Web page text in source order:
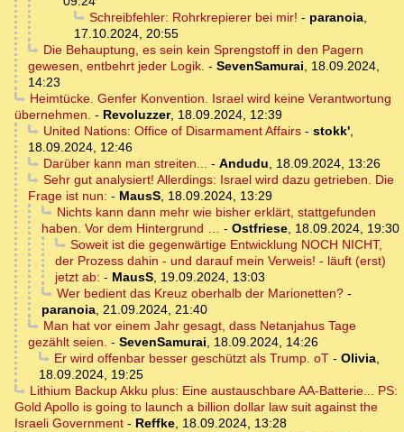
Schreibfehler: Rohrkrepierer bei mir! - paranoia,
17.10.2024, 20:55
Die Behauptung, es sein kein Sprengstoff in den Pagern
gewesen, entbehrt jeder Logik. - SevenSamurai, 18.09.2024,
14:23
Heimtücke. Genfer Konvention. Israel wird keine Verantwortung
übernehmen. - Revoluzzer, 18.09.2024, 12:39
United Nations: Office of Disarmament Affairs- stokk',
18.09.2024, 12:46
Darüber kann man streiten... - Andudu, 18.09.2024, 13:26
Sehr gut analysiert! Allerdings: Israel wird dazu getrieben. Die
Frage ist nun: - MausS, 18.09.2024, 13:29
Nichts kann dann mehr wie bisher erklärt, stattgefunden
haben. Vor dem Hintergrund … - Ostfriese, 18.09.2024, 19:30
Soweit ist die gegenwärtige Entwicklung NOCH NICHT,
der Prozess dahin - und darauf mein Verweis! - läuft (erst)
jetzt ab: - MausS, 19.09.2024, 13:03
Wer bedient das Kreuz oberhalb der Marionetten?-
paranoia, 21.09.2024, 21:40
Man hat vor einem Jahr gesagt, dass Netanjahus Tage
gezählt seien. - SevenSamurai, 18.09.2024, 14:26
Er wird offenbar besser geschützt als Trump. oT- Olivia,
18.09.2024, 19:25
Lithium Backup Akku plus: Eine austauschbare AA-Batterie... PS:
Gold Apollo is going to launch a billion dollar law suit against the
Israeli Government - Reffke, 18.09.2024, 13:28